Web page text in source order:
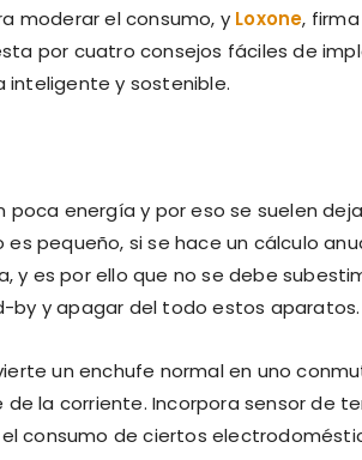
moderar el consumo, y Loxone,
por cuatro consejos fáciles de
inteligente y sostenible.
energía y por eso se suelen
pequeño, si se hace un cálculo
y es por ello que no se debe
by y apagar del todo estos aparatos.
un enchufe normal en uno
la corriente. Incorpora sensor de
consumo de ciertos